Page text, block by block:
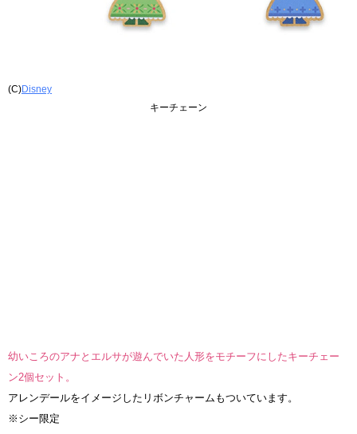
(C)Disney
キーチェーン
幼いころのアナとエルサが遊んでいた人形をモチーフにしたキーチェー
ン2個セット。
アレンデールをイメージしたリボンチャームもついています。
※シー限定